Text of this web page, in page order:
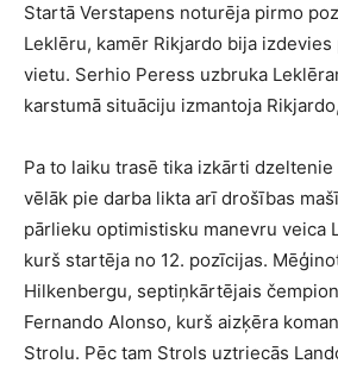
Startā Verstapens noturēja pirmo
Leklēru, kamēr Rikjardo bija
vietu. Serhio Peress uzbruka
karstumā situāciju izmantoja
Pa to laiku trasē tika izkārti
vēlāk pie darba likta arī drošības
pārlieku optimistisku manevru veica
kurš startēja no 12. pozīcijas.
Hilkenbergu, septiņkārtējais
Fernando Alonso, kurš aizķēra
Strolu. Pēc tam Strols uztriecās